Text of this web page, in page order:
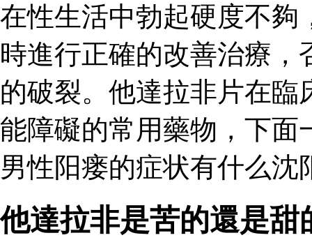
在性生活中勃起硬度不夠
時進行正確的改善治療
的破裂。他達拉非片在
能障礙的常用藥物，下
男性阳瘘的症状有什么
他達拉非是苦的還是